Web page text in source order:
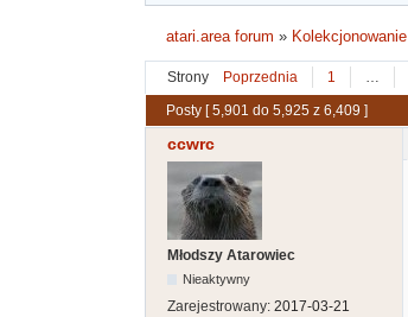
atari.area forum » Kolekcjonowanie
Strony Poprzednia 1 …
Posty [ 5,901 do 5,925 z 6,409 ]
ccwrc
Młodszy Atarowiec
Nieaktywny
Zarejestrowany: 2017-03-21